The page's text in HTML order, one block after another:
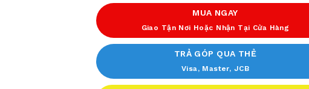
MUA NGAY
Giao Tận Nơi Hoặc Nhận Tại Cửa Hàng
TRẢ GÓP QUA THẺ
Visa, Master, JCB